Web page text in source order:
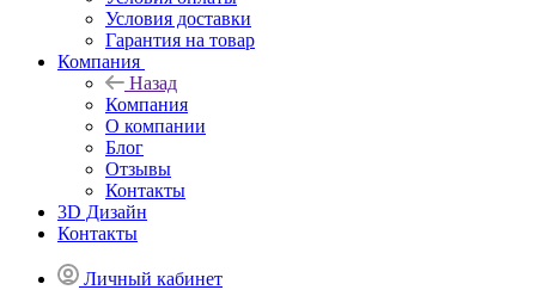
Условия доставки
Гарантия на товар
Компания
Назад
Компания
О компании
Блог
Отзывы
Контакты
3D Дизайн
Контакты
Личный кабинет